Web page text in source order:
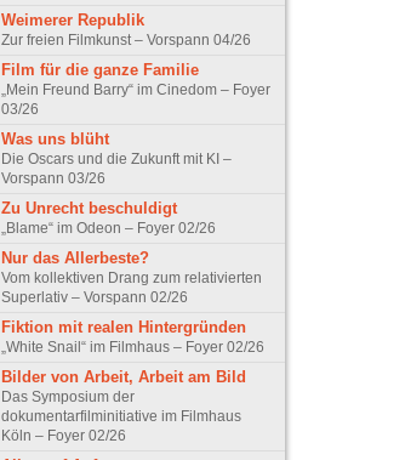
Weimerer Republik
Zur freien Filmkunst – Vorspann 04/26
Film für die ganze Familie
„Mein Freund Barry“ im Cinedom – Foyer
03/26
Was uns blüht
Die Oscars und die Zukunft mit KI –
Vorspann 03/26
Zu Unrecht beschuldigt
„Blame“ im Odeon – Foyer 02/26
Nur das Allerbeste?
Vom kollektiven Drang zum relativierten
Superlativ – Vorspann 02/26
Fiktion mit realen Hintergründen
„White Snail“ im Filmhaus – Foyer 02/26
Bilder von Arbeit, Arbeit am Bild
Das Symposium der
dokumentarfilminitiative im Filmhaus
Köln – Foyer 02/26